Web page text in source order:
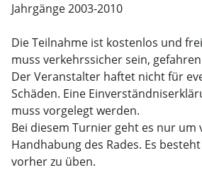
Jahrgänge 2003-2010
Die Teilnahme ist kostenlos und
muss verkehrssicher sein,
Der Veranstalter haftet nicht für
Schäden. Eine
muss vorgelegt werden.
Bei diesem Turnier geht es nur um
Handhabung des Rades. Es
vorher zu üben.